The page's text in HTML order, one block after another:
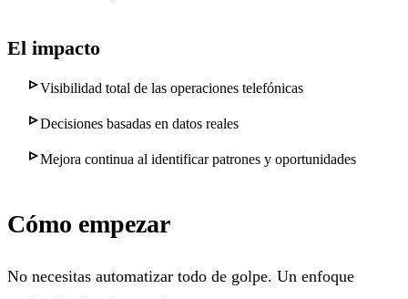
El impacto
Visibilidad total de las operaciones telefónicas
Decisiones basadas en datos reales
Mejora continua al identificar patrones y oportunidades
Cómo empezar
No necesitas automatizar todo de golpe. Un enfoque